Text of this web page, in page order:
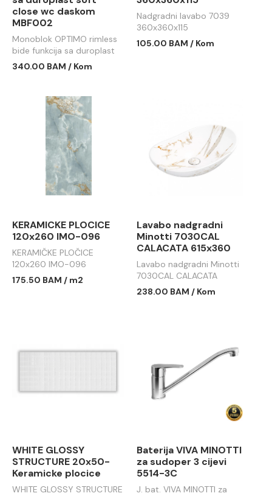
close wc daskom
MBF002
Monoblok OPTIMO rimless
bide funkcija sa duroplast
soft close wc daskom
340.00 BAM / Kom
Nadgradni lavabo 7039
360x360x115
105.00 BAM / Kom
KERAMICKE PLOCICE
120x260 IMO-096
KERAMIČKE PLOČICE
120x260 IMO-096
175.50 BAM / m2
Lavabo nadgradni
Minotti 7030CAL
CALACATA 615x360
Lavabo nadgradni Minotti
7030CAL CALACATA
615x360
238.00 BAM / Kom
WHITE GLOSSY
STRUCTURE 20x50-
Keramicke plocice
WHITE GLOSSY STRUCTURE
Baterija VIVA MINOTTI
za sudoper 3 cijevi
5514-3C
J. bat. VIVA MINOTTI za